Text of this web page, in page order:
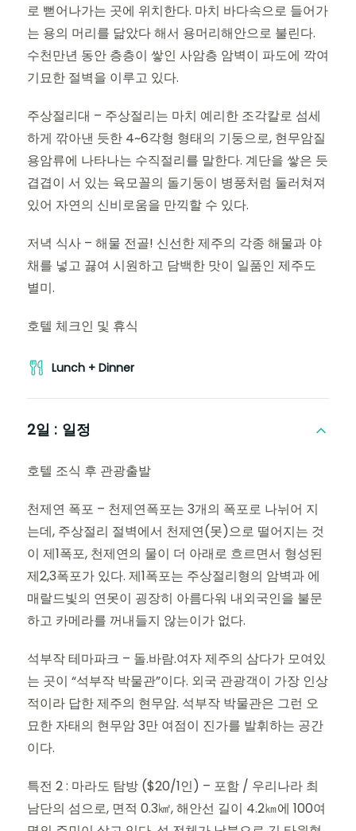
로 뻗어나가는 곳에 위치한다. 마치 바다속으로 들어가
는 용의 머리를 닮았다 해서 용머리해안으로 불린다.
수천만년 동안 층층이 쌓인 사암층 암벽이 파도에 깍여
기묘한 절벽을 이루고 있다.
주상절리대 – 주상절리는 마치 예리한 조각칼로 섬세
하게 깎아낸 듯한 4~6각형 형태의 기둥으로, 현무암질
용암류에 나타나는 수직절리를 말한다. 계단을 쌓은 듯
겹겹이 서 있는 육모꼴의 돌기둥이 병풍처럼 둘러쳐져
있어 자연의 신비로움을 만끽할 수 있다.
저녁 식사 – 해물 전골! 신선한 제주의 각종 해물과 야
채를 넣고 끓여 시원하고 담백한 맛이 일품인 제주도
별미.
호텔 체크인 및 휴식
Lunch + Dinner
2일 : 일정
호텔 조식 후 관광출발
천제연 폭포 – 천제연폭포는 3개의 폭포로 나뉘어 지
는데, 주상절리 절벽에서 천제연(못)으로 떨어지는 것
이 제1폭포, 천제연의 물이 더 아래로 흐르면서 형성된
제2,3폭포가 있다. 제1폭포는 주상절리형의 암벽과 에
매랄드빛의 연못이 굉장히 아름다워 내외국인을 불문
하고 카메라를 꺼내들지 않는이가 없다.
석부작 테마파크 – 돌.바람.여자 제주의 삼다가 모여있
는 곳이 “석부작 박물관”이다. 외국 관광객이 가장 인상
적이라 답한 제주의 현무암. 석부작 박물관은 그런 오
묘한 자태의 현무암 3만 여점이 진가를 발휘하는 공간
이다.
특전 2 : 마라도 탐방 ($20/1인) – 포함 / 우리나라 최
남단의 섬으로, 면적 0.3㎢, 해안선 길이 4.2㎞에 100여